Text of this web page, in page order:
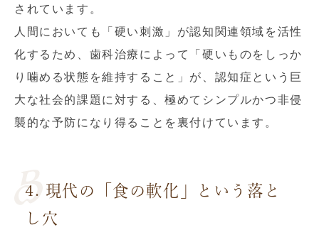
されています。
人間においても「硬い刺激」が認知関連領域を活性
化するため、歯科治療によって「硬いものをしっか
り噛める状態を維持すること」が、認知症という巨
大な社会的課題に対する、極めてシンプルかつ非侵
襲的な予防になり得ることを裏付けています。
4. 現代の「食の軟化」という落と
し穴